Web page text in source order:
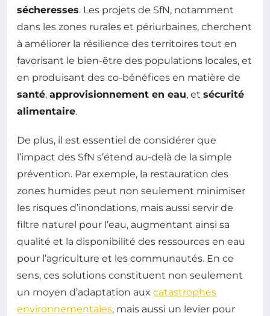
sécheresses. Les projets de SfN, notamment
dans les zones rurales et périurbaines, cherchent
à améliorer la résilience des territoires tout en
favorisant le bien-être des populations locales, et
en produisant des co-bénéfices en matière de
santé, approvisionnement en eau, et sécurité
alimentaire.
De plus, il est essentiel de considérer que
l’impact des SfN s’étend au-delà de la simple
prévention. Par exemple, la restauration des
zones humides peut non seulement minimiser
les risques d’inondations, mais aussi servir de
filtre naturel pour l’eau, augmentant ainsi sa
qualité et la disponibilité des ressources en eau
pour l’agriculture et les communautés. En ce
sens, ces solutions constituent non seulement
un moyen d’adaptation aux catastrophes
environnementales, mais aussi un levier pour